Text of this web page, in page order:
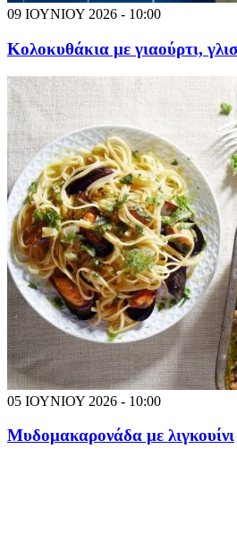
09 ΙΟΥΝΙΟΥ 2026 - 10:00
Κολοκυθάκια με γιαούρτι,
05 ΙΟΥΝΙΟΥ 2026 - 10:00
Μυδομακαρονάδα με λιγκουίνι